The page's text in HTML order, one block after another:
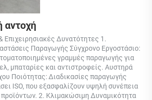
αντοχή
Επιχειρησιακές Δυνατότητες 1.
Παραγωγής Σύγχρονο Εργοστάσιο:
γραμμές παραγωγής για
μπαταρίες και αντιστροφείς. Αυστηρά
Ποιότητας: Διαδικασίες παραγωγής
ISO, που εξασφαλίζουν υψηλή συνέπεια
2. Κλιμακώσιμη Δυναμικότητα